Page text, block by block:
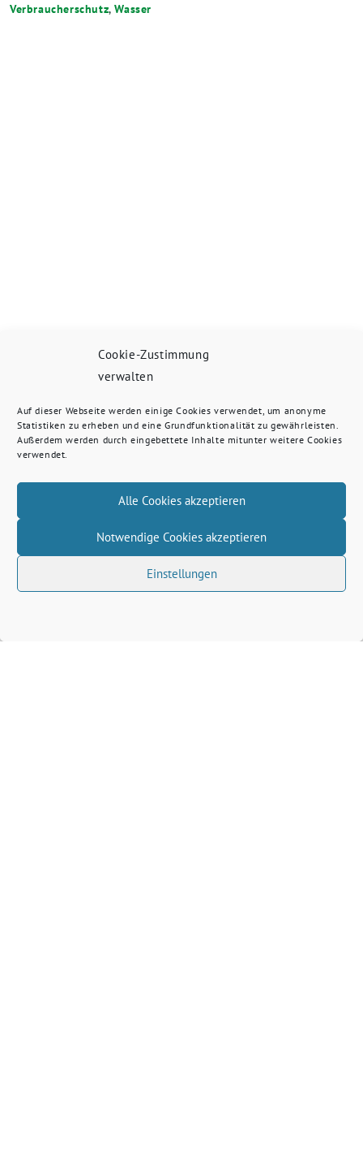
Cookie-Zustimmung
verwalten
Auf dieser Webseite werden einige Cookies verwendet, um anonyme
Statistiken zu erheben und eine Grundfunktionalität zu gewährleisten.
Außerdem werden durch eingebettete Inhalte mitunter weitere Cookies
verwendet.
Alle Cookies akzeptieren
Notwendige Cookies akzeptieren
Einstellungen
Verbraucherschutz,Wasser